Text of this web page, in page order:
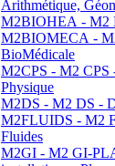
Arithmétique,
M2BIOHEA - M2
M2BIOMECA -
BioMédicale
M2CPS - M2 CPS
Physique
M2DS - M2 DS -
M2FLUIDS - M2
Fluides
M2GI - M2 GI-